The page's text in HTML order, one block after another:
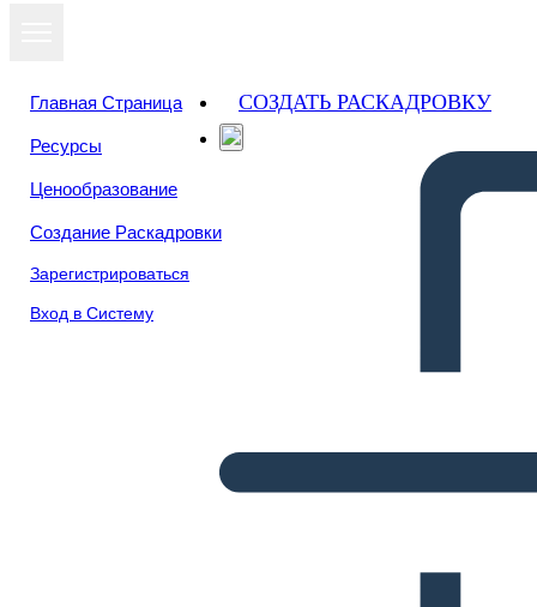
Главная Страница
Ресурсы
Ценообразование
Создание Раскадровки
Зарегистрироваться
Вход в Систему
СОЗДАТЬ РАСКАДРОВКУ